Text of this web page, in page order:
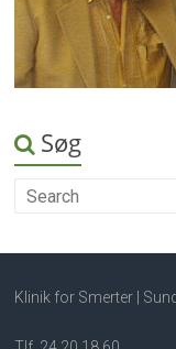
Søg
Klinik for Smerter |